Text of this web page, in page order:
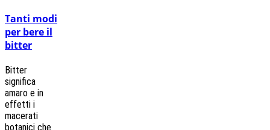
Tanti modi
per bere il
bitter
Bitter
significa
amaro e in
effetti i
macerati
botanici che